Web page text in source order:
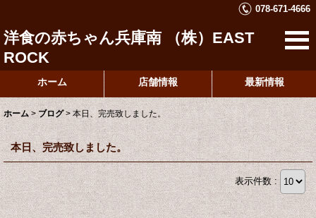
078-671-4666
洋食の赤ちゃん兵庫南 （株）EAST
ROCK
ホーム 店舗情報 最新情報
ホーム > ブログ > 本日、完売致しました。
本日、完売致しました。
表示件数 :